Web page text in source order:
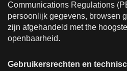
Communications Regulations
persoonlijk gegevens, browsen
zijn afgehandeld met the
openbaarheid.
Gebruikersrechten en